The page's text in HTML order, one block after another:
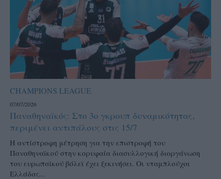
CHAMPIONS LEAGUE
07/07/2026
Παναθηναϊκός: Στο 3ο γκρουπ δυναμικότητας,
περιμένει αντιπάλους στις 15/7
Η αντίστροφη μέτρηση για την επιστροφή του
Παναθηναϊκού στην κορυφαία διασυλλογική διοργάνωση
του ευρωπαϊκού βόλεϊ έχει ξεκινήσει. Οι νταμπλούχοι
Ελλάδας...